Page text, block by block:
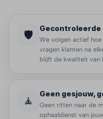
🛡️ Gecontroleerde
We volgen actief
vragen klanten na
blijft de kwaliteit van
🧘 Geen gesjouw,
Geen ritten naar de
ophaaldienst van